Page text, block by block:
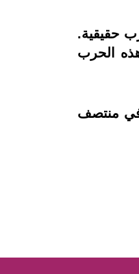
حقيقية.
الحرب
في منتصف